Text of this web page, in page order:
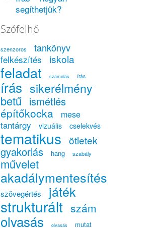
segíthetjük?
Szófelhő
szenzoros tankönyv
felkészítés iskola
feladat számolás írás
írás sikerélmény
betű ismétlés
építőkocka mese
tantárgy vizuális cselekvés
tematikus ötletek
gyakorlás hang szabály
művelet
akadálymentesítés
szövegértés játék
strukturált szám
olvasás olvasás mutat